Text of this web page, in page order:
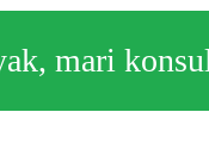
mari